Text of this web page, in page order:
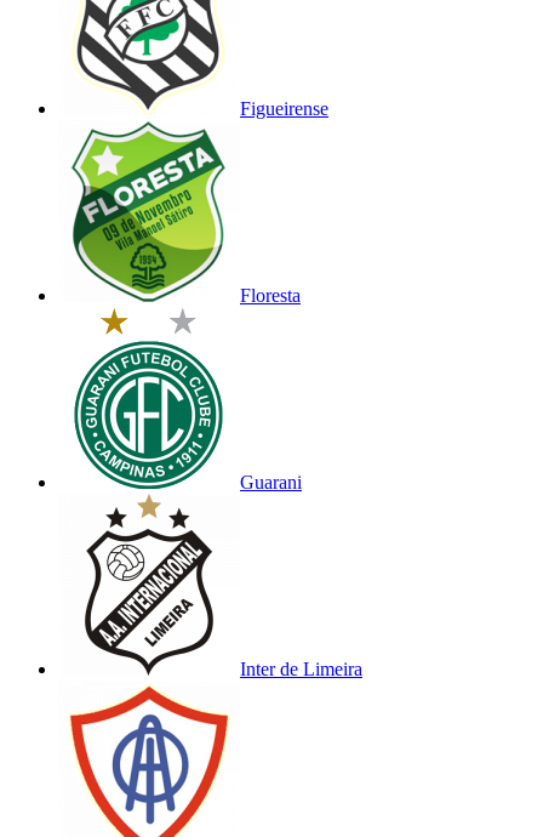
Figueirense
Floresta
Guarani
Inter de Limeira